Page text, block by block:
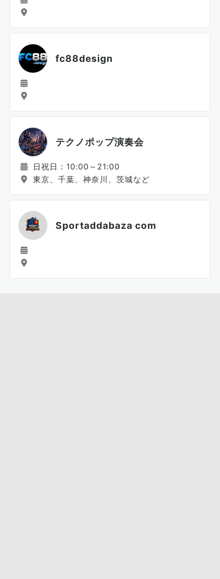
fc88design
テクノポップ演奏会
日祝日：10:00～21:00
東京、千葉、神奈川、茨城など
Sportaddabaza com